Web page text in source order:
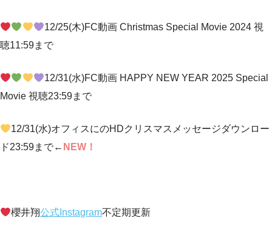
12/25(木)FC動画 Christmas Special Movie 2024 視
聴11:59まで
12/31(水)FC動画 HAPPY NEW YEAR 2025 Special
Movie 視聴23:59まで
12/31(水)オフィスにのHDクリスマスメッセージダウンロー
ド23:59まで← NEW！
櫻井翔公式Instagram不定期更新